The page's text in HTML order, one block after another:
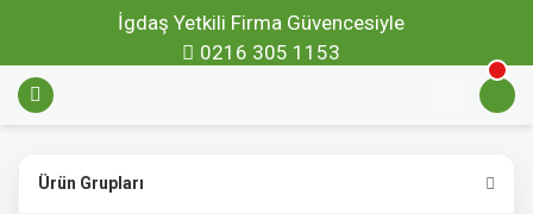
İgdaş Yetkili Firma Güvencesiyle
0216 305 1153
Ürün Grupları